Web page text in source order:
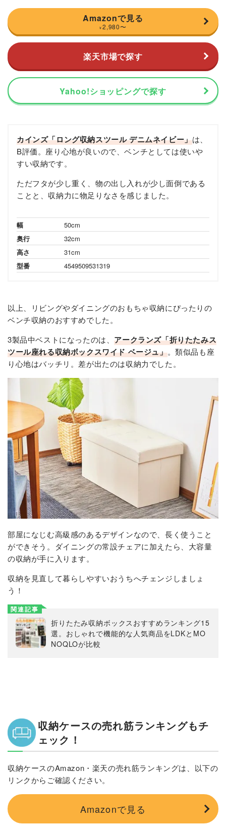
Amazonで見る
¥ 2,980〜
楽天市場で探す
Yahoo!ショッピングで探す
カインズ「ロング収納スツール デニムネイビー」は、
B評価。座り心地が良いので、ベンチとしては使いや
すい収納です。
ただフタが少し重く、物の出し入れが少し面倒である
ことと、収納力に物足りなさを感じました。
幅
50cm
奥行
32cm
高さ
31cm
型番
4549509531319
以上、リビングやダイニングのおもちゃ収納にぴったりの
ベンチ収納のおすすめでした。
3製品中ベストになったのは、アークランズ「折りたたみス
ツール座れる収納ボックスワイド ベージュ」。類似品も座
り心地はバッチリ。差が出たのは収納力でした。
部屋になじむ高級感のあるデザインなので、長く使うこと
ができそう。ダイニングの常設チェアに加えたら、大容量
の収納が手に入ります。
収納を見直して暮らしやすいおうちへチェンジしましょ
う！
関連記事
折りたたみ収納ボックスおすすめランキング15
選。おしゃれで機能的な人気商品をLDKとMO
NOQLOが比較
収納ケースの売れ筋ランキングもチ
ェック！
収納ケースのAmazon・楽天の売れ筋ランキングは、以下の
リンクからご確認ください。
Amazonで見る